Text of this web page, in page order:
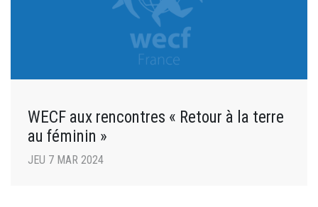
WECF aux rencontres « Retour à la terre
au féminin »
JEU 7 MAR 2024